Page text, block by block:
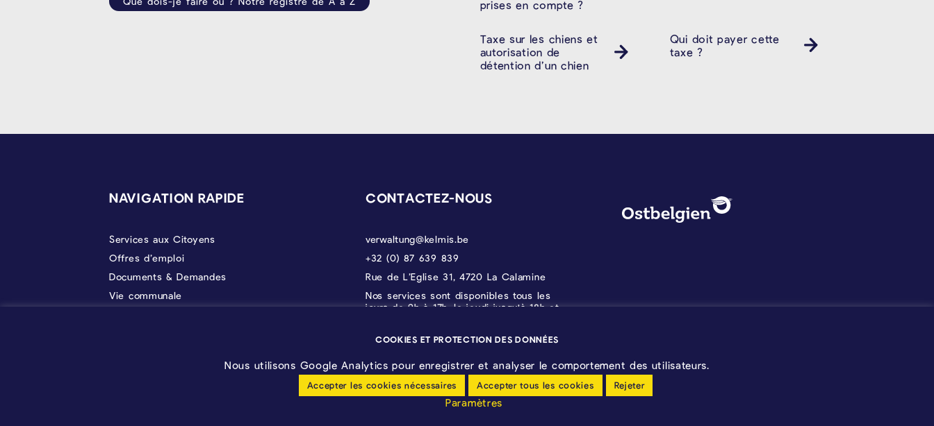
prises en compte ?
Taxe sur les chiens et
autorisation de
détention d’un chien
Qui doit payer cette
taxe ?
NAVIGATION RAPIDE
Services aux Citoyens
Offres d’emploi
Documents & Demandes
Vie communale
CONTACTEZ-NOUS
verwaltung@kelmis.be
+32 (0) 87 639 839
Rue de L’Eglise 31, 4720 La Calamine
Nos services sont disponibles tous les
jours de 9h à 17h, le jeudi jusqu'à 18h et
PROTECTION DES DONNÉES,
Blason - Kelmis| La Calamine
COOKIES ET PROTECTION DES DONNÉES
Nous utilisons Google Analytics pour enregistrer et analyser le comportement des utilisateurs.
Accepter les cookies nécessaires Accepter tous les cookies Rejeter
Paramètres